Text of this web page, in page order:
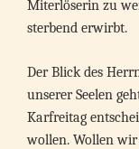
Miterlöserin zu
sterbend erwirbt.
Der Blick des
unserer Seelen
Karfreitag
wollen. Wollen